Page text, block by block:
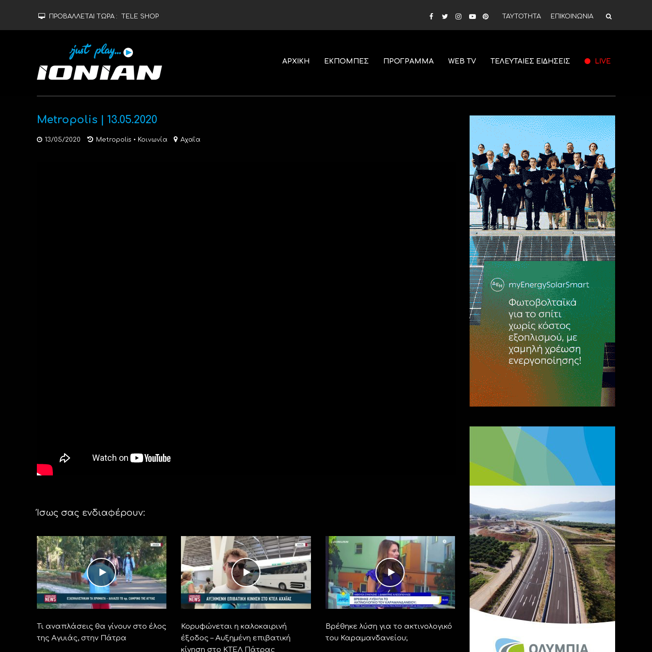
ΠΡΟΒΑΛΛΕΤΑΙ ΤΩΡΑ : TELE SHOP ΤΑΥΤΟΤΗΤΑ ΕΠΙΚΟΙΝΩΝΙΑ
ΑΡΧΙΚΗ ΕΚΠΟΜΠΕΣ ΠΡΟΓΡΑΜΜΑ WEB TV ΤΕΛΕΥΤΑΙΕΣ ΕΙΔΗΣΕΙΣ LIVE
Metropolis | 13.05.2020
13/05/2020 Metropolis • Κοινωνία Αχαΐα
Ίσως σας ενδιαφέρουν:
Τι αναπλάσεις θα γίνουν στο έλος
της Αγυιάς, στην Πάτρα
Κορυφώνεται η καλοκαιρινή
έξοδος – Αυξημένη επιβατική
κίνηση στο ΚΤΕΛ Πάτρας
Βρέθηκε λύση για το ακτινολογικό
του Καραμανδανείου;